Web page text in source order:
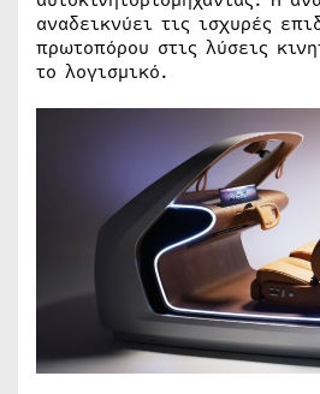
αναδεικνύει τις ισχυρές
πρωτοπόρου στις λύσεις
το λογισμικό.